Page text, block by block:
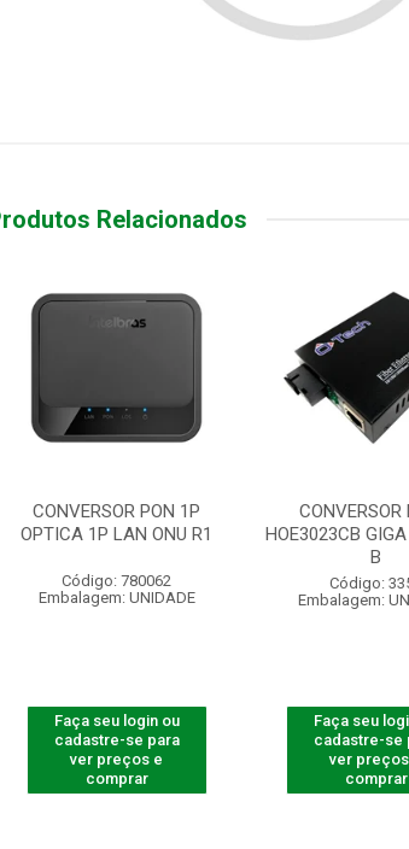
Relacionados
CONVERSOR PON 1P
OPTICA 1P LAN ONU R1
Código: 780062
Embalagem: UNIDADE
Faça seu login ou
cadastre-se para
ver preços e
comprar
CONVERSOR
HOE3023CB
B
Código:
Embalagem:
Faça seu
cadastre-se
ver
comprar